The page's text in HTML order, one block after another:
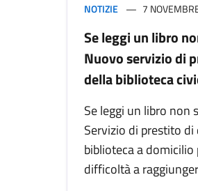
NOTIZIE 7
Se leggi un libro
Nuovo servizio di
della biblioteca
Se leggi un libro non
Servizio di prestito
biblioteca a domicilio
difficoltà a